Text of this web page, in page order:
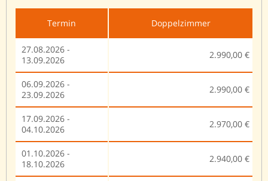
Termin Doppelzimmer
27.08.2026 -
13.09.2026
2.990,00 €
06.09.2026 -
23.09.2026
2.990,00 €
17.09.2026 -
04.10.2026
2.970,00 €
01.10.2026 -
18.10.2026
2.940,00 €